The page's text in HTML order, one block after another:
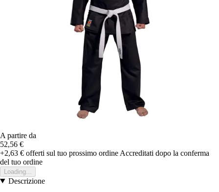
A partire da
52,56 €
+2,63 € offerti sul tuo prossimo ordine Accreditati dopo la conferma
del tuo ordine
Loading...
Descrizione